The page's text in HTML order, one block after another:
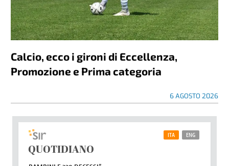
Calcio, ecco i gironi di Eccellenza,
Promozione e Prima categoria
6 AGOSTO 2026